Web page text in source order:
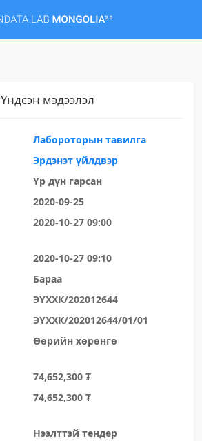
Үндсэн мэдээлэл
Лабороторын тавилга
Эрдэнэт үйлдвэр
Үр дүн гарсан
2020-09-25
2020-10-27 09:00
2020-10-27 09:10
Бараа
ЭҮХХК/202012644
ЭҮХХК/202012644/01/01
Өөрийн хөрөнгө
74,652,300 ₮
74,652,300 ₮
Нээлттэй тендер